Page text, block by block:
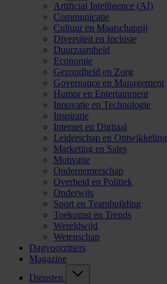
Artificial Intelligence (AI)
Communicatie
Cultuur en Maatschappij
Diversiteit en Inclusie
Duurzaamheid
Economie
Gezondheid en Zorg
Governance en Management
Humor en Entertainment
Innovatie en Technologie
Inspiratie
Internet en Digitaal
Leiderschap en Ontwikkeling
Marketing en Sales
Motivatie
Ondernemerschap
Overheid en Politiek
Onderwijs
Sport en Teambuilding
Toekomst en Trends
Wereldwijd
Wetenschap
Dagvoorzitters
Magazine
Diensten